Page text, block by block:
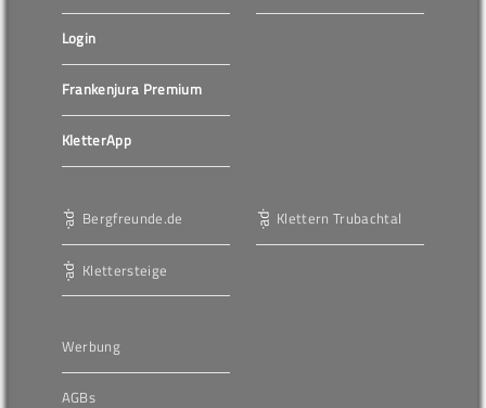
Login
Frankenjura Premium
KletterApp
Bergfreunde.de
Klettersteige
Klettern Trubachtal
Werbung
AGBs